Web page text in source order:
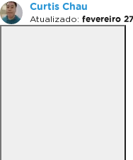
Curtis Chau
Atualizado: fevereiro